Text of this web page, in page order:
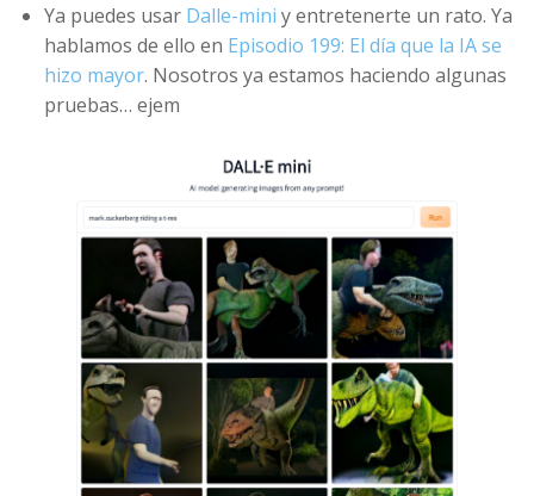
Ya puedes usar Dalle-mini y entretenerte un rato. Ya
hablamos de ello en Episodio 199: El día que la IA se
hizo mayor. Nosotros ya estamos haciendo algunas
pruebas… ejem